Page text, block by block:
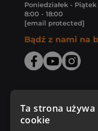
Poniedziałek - Piątek
8:00 - 18:00
[email protected]
Bądź z nami na
Zakupy u nas
Ta strona
cookie